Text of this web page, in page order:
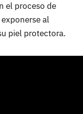
el proceso de
al
piel protectora.